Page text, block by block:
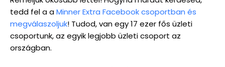
tedd fel a aMinner Extra Facebook csoportban és
megválaszoljuk! Tudod, van egy 17 ezer fős üzleti
csoportunk, az egyik legjobb üzleti csoport az
országban.